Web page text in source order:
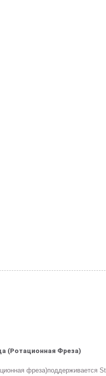
(ротационная Фреза)
фреза)поддерживается